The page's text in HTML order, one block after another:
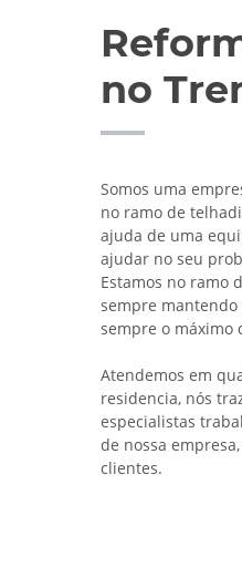
no
Somos uma
no ramo de
ajuda de uma
ajudar no seu
Estamos no ramo
sempre mantendo
sempre o máximo
Atendemos em
residencia, nós
especialistas
de nossa
clientes.